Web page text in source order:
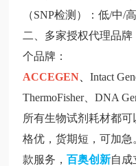
（SNP检测）：低/中/
二、多家授权代理品牌
个品牌：
ACCEGEN 、Intact
ThermoFisher、DNA
所有生物试剂耗材都
格优，货期短，可加
款服务，百奥创新自成